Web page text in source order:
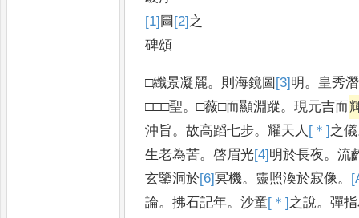
[1] 圖 [2] 之
碑頌
□纖景凝麗。 則海鏡圖 [3] 明。 皇秀
□□□聖。□薇□而顯淵蹤。現元吉而
沖旨。故高蹈七步。耀天人 [＊] 之儀
生老為苦。啓眉光[4] 明於長夜。流
玄鑒洞於[6]冥機。 靈照渙於寂像。
論。拂石記年。沙童[＊] 之說。彈